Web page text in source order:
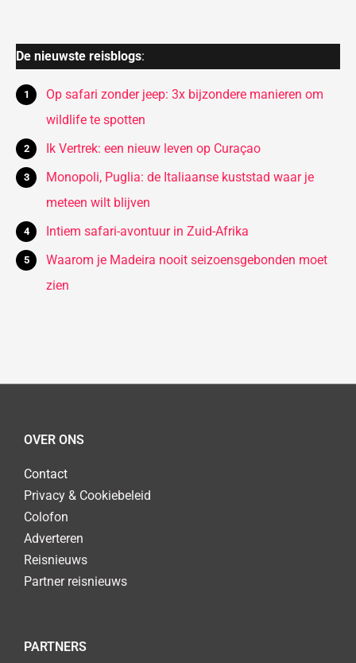
De nieuwste reisblogs:
Op safari zonder jeep: 3x bijzondere manieren om
wildlife te spotten
Ik Vertrek: een nieuw leven op Curaçao
Monopoli, Puglia: de Italiaanse kuststad waar je
meteen wilt blijven
Intiem safari-avontuur in Zuid-Afrika
Waarom je Madeira nooit seizoensgebonden moet
zien
OVER ONS
Contact
Privacy & Cookiebeleid
Colofon
Adverteren
Reisnieuws
Partner reisnieuws
PARTNERS